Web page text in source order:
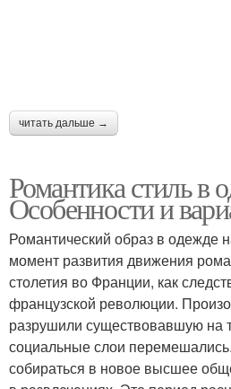
читать дальше →
Романтика стиль в
Особенности и
Романтический образ в одежде
момент развития движения
столетия во Франции, как
французской революции.
разрушили существовавшую на
социальные слои
собираться в новое высшее